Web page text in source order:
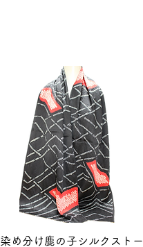
染め分け鹿の子シルクストー